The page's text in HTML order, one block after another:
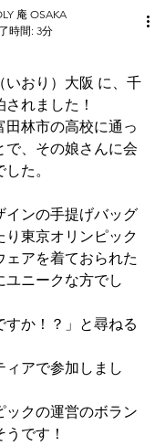
庵 OSAKA
時間: 3分
いおり）大阪 に、千
れました！
田林市の高校に通っ
で、その娘さんに会
た。
インの手提げバッグ
り東京オリンピック
ェアを着ておられた
ユニークな方でし
すか！？」と尋ねる
ィアで参加しまし
ックの運営のボラン
です！